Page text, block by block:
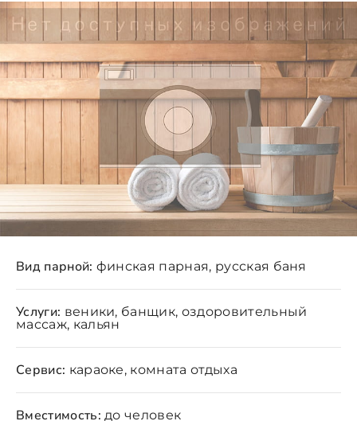
Вид парной: финская парная, русская баня
Услуги: веники, банщик, оздоровительный
массаж, кальян
Сервис: караоке, комната отдыха
Вместимость: до человек